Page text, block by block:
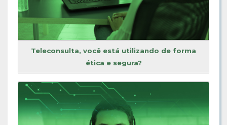
Teleconsulta, você está utilizando de forma
ética e segura?